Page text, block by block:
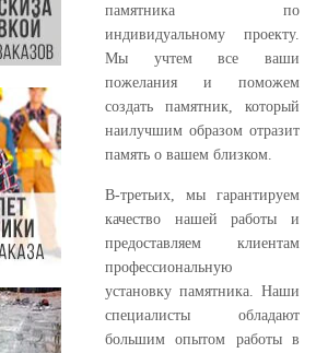
памятника по
индивидуальному проекту.
Мы учтем все ваши
пожелания и поможем
создать памятник, который
наилучшим образом отразит
память о вашем близком.
В-третьих, мы гарантируем
качество нашей работы и
предоставляем клиентам
профессиональную
установку памятника. Наши
специалисты обладают
большим опытом работы в